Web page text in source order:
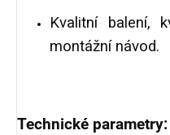
Kvalitní balení,
montážní návod.
Technické parametry: